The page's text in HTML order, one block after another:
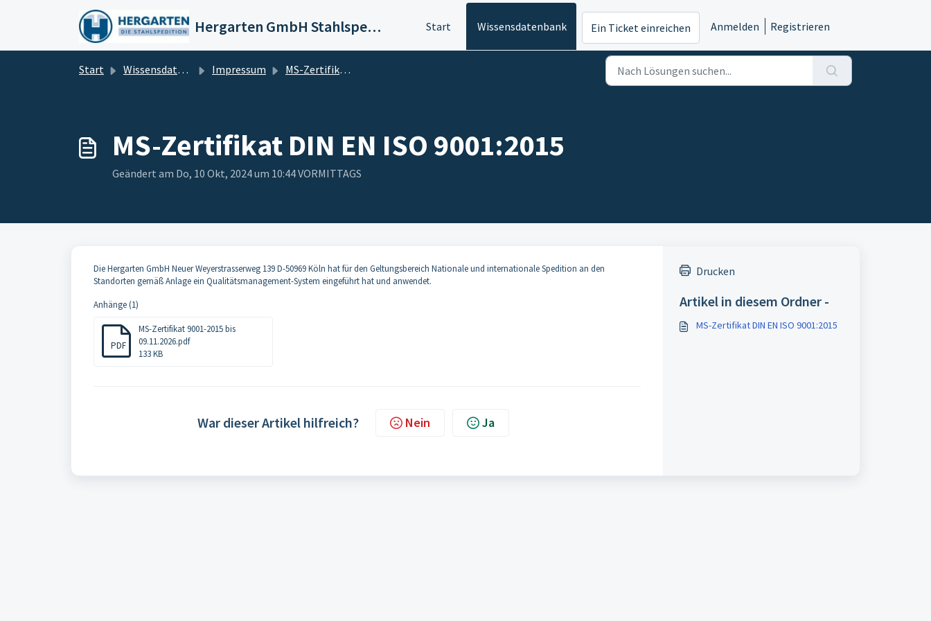
Zum hauptsächlichen Inhalt gehen
Hergarten GmbH Stahlspedition Start Wissensdatenbank Ein Ticket einreichen Anmelden Registrieren
Start Wissensdatenbank Impressum MS-Zertifikat DIN EN ISO 9001:2015
MS-Zertifikat DIN EN ISO 9001:2015
Geändert am Do, 10 Okt, 2024 um 10:44 VORMITTAGS
Die Hergarten GmbH Neuer Weyerstrasserweg 139 D-50969 Köln hat für den Geltungsbereich Nationale und internationale Spedition an den
Standorten gemäß Anlage ein Qualitätsmanagement-System eingeführt hat und anwendet.
Anhänge (1)
PDF
MS-Zertifikat 9001-2015 bis
09.11.2026.pdf
133 KB
War dieser Artikel hilfreich? Nein Ja
Drucken
Artikel in diesem Ordner -
MS-Zertifikat DIN EN ISO 9001:2015